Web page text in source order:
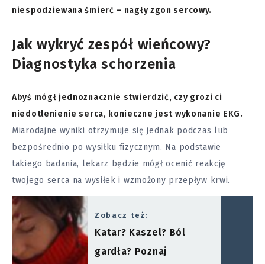
niespodziewana śmierć – nagły zgon sercowy.
Jak wykryć zespół wieńcowy?
Diagnostyka schorzenia
Abyś mógł jednoznacznie stwierdzić, czy grozi ci
niedotlenienie serca, konieczne jest wykonanie EKG.
Miarodajne wyniki otrzymuje się jednak podczas lub
bezpośrednio po wysiłku fizycznym. Na podstawie
takiego badania, lekarz będzie mógł ocenić reakcję
twojego serca na wysiłek i wzmożony przepływ krwi.
Zobacz też:
Katar? Kaszel? Ból
gardła? Poznaj